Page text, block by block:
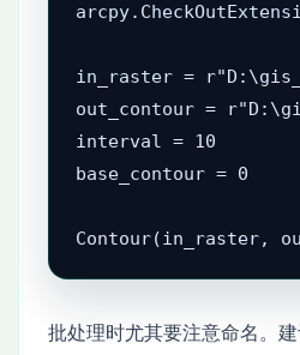
in_raster =
out_contour =
interval = 10
base_contour = 0
批处理时尤其要注意命名。